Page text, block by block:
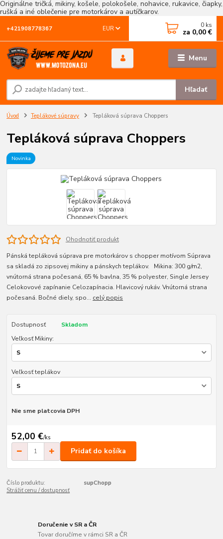
Originálne tričká, mikiny, košele, polokošele, nohavice, rukavice, čiapky,
rušká a iné oblečenie pre motorkárov a autíčkarov.
Menu
EUR
Hľadať
+421908778367 0 ks
za 0,00 €
Úvod Teplákové súpravy Tepláková súprava Choppers
Tepláková súprava Choppers
Novinka
Ohodnotiť produkt
Pánská tepláková súprava pre motorkárov s chopper motívom Súprava
sa skladá zo zipsovej mikiny a pánskych teplákov. Mikina: 300 g/m2,
vnútorná strana počesaná, 65 % bavlna, 35 % polyester, Single Jersey
Celokovové zapínanie Celozapínacia. Hlavicový rukáv. Vnútorná strana
počesaná. Bočné diely, spo... celý popis
Dostupnosť
Skladom
Veľkosť Mikiny:
Veľkosť teplákov
Nie sme platcovia DPH
52,00 €/ks
Pridať do košíka
Číslo produktu:
supChopp
Strážiť cenu / dostupnosť
Doručenie v SR a ČR
Tovar doručíme v rámci SR a ČR